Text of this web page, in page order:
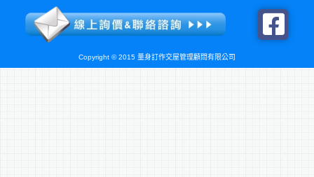
Copyright © 2015 量身訂作交屋管理顧問有限公司